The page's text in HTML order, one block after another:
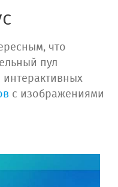
что
пул
с изображениями